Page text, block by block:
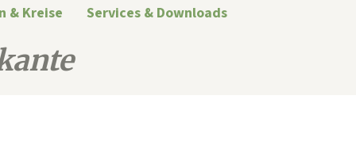
& Kreise Services & Downloads